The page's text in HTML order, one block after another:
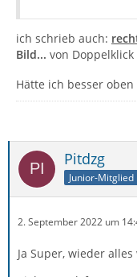
ich schrieb auch:
Bild... von
Hätte ich besser
Pitdzg
Junior-Mitglied
2. September 2022 um
Ja Super, wieder